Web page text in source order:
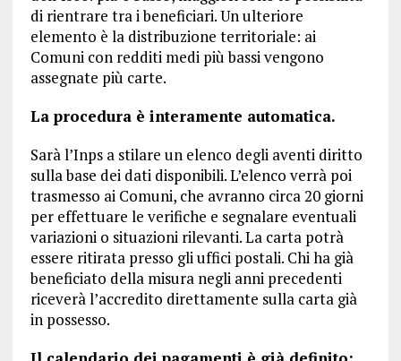
di rientrare tra i beneficiari. Un ulteriore
elemento è la distribuzione territoriale: ai
Comuni con redditi medi più bassi vengono
assegnate più carte.
La procedura è interamente automatica.
Sarà l’Inps a stilare un elenco degli aventi diritto
sulla base dei dati disponibili. L’elenco verrà poi
trasmesso ai Comuni, che avranno circa 20 giorni
per effettuare le verifiche e segnalare eventuali
variazioni o situazioni rilevanti. La carta potrà
essere ritirata presso gli uffici postali. Chi ha già
beneficiato della misura negli anni precedenti
riceverà l’accredito direttamente sulla carta già
in possesso.